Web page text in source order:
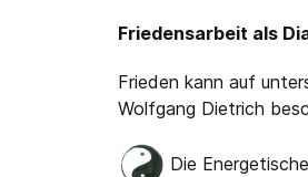
Friedensarbeit als
Frieden kann auf
Wolfgang Dietrich
Die